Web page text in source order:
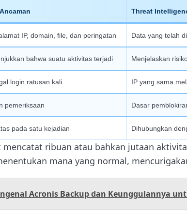
Threat
IP, domain, file, dan peringatan Data yang telah
bahwa suatu aktivitas terjadi Menjelaskan
login ratusan kali IP yang sama
pemeriksaan Dasar
pada satu kejadian Dihubungkan
mencatat ribuan atau bahkan jutaan
mana yang normal,
Acronis Backup dan Keunggulannya